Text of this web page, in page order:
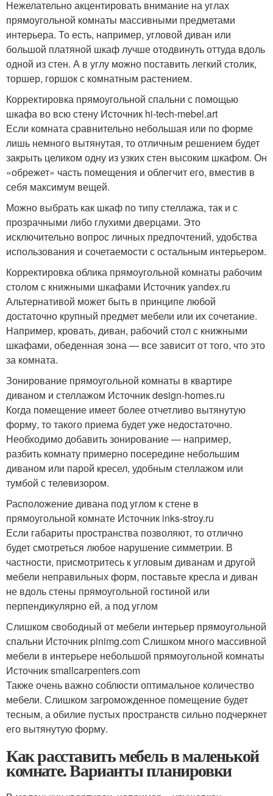
Нежелательно акцентировать внимание на углах
прямоугольной комнаты массивными предметами
интерьера. То есть, например, угловой диван или
большой платяной шкаф лучше отодвинуть оттуда вдоль
одной из стен. А в углу можно поставить легкий столик,
торшер, горшок с комнатным растением.
Корректировка прямоугольной спальни с помощью
шкафа во всю стену Источник hi-tech-mebel.art
Если комната сравнительно небольшая или по форме
лишь немного вытянутая, то отличным решением будет
закрыть целиком одну из узких стен высоким шкафом. Он
«обрежет» часть помещения и облегчит его, вместив в
себя максимум вещей.
Можно выбрать как шкаф по типу стеллажа, так и с
прозрачными либо глухими дверцами. Это
исключительно вопрос личных предпочтений, удобства
использования и сочетаемости с остальным интерьером.
Корректировка облика прямоугольной комнаты рабочим
столом с книжными шкафами Источник yandex.ru
Альтернативой может быть в принципе любой
достаточно крупный предмет мебели или их сочетание.
Например, кровать, диван, рабочий стол с книжными
шкафами, обеденная зона — все зависит от того, что это
за комната.
Зонирование прямоугольной комнаты в квартире
диваном и стеллажом Источник design-homes.ru
Когда помещение имеет более отчетливо вытянутую
форму, то такого приема будет уже недостаточно.
Необходимо добавить зонирование — например,
разбить комнату примерно посередине небольшим
диваном или парой кресел, удобным стеллажом или
тумбой с телевизором.
Расположение дивана под углом к стене в
прямоугольной комнате Источник inks-stroy.ru
Если габариты пространства позволяют, то отлично
будет смотреться любое нарушение симметрии. В
частности, присмотритесь к угловым диванам и другой
мебели неправильных форм, поставьте кресла и диван
не вдоль стены прямоугольной гостиной или
перпендикулярно ей, а под углом
Слишком свободный от мебели интерьер прямоугольной
спальни Источник pinimg.comСлишком много массивной
мебели в интерьере небольшой прямоугольной комнаты
Источник smallcarpenters.com
Также очень важно соблюсти оптимальное количество
мебели. Слишком загроможденное помещение будет
тесным, а обилие пустых пространств сильно подчеркнет
его вытянутую форму.
Как расставить мебель в маленькой
комнате. Варианты планировки